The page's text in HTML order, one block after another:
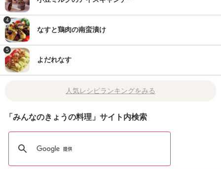
4
なすと鶏肉の南蛮漬け
5
よだれなす
人気レシピランキングをみる
「みんなのきょうの料理」サイト内検索